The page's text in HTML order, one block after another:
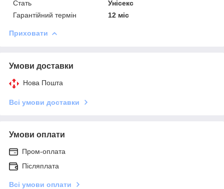
Стать
Унісекс
Гарантійний термін
12 міс
Приховати
Умови доставки
Нова Пошта
Всі умови доставки
Умови оплати
Пром-оплата
Післяплата
Всі умови оплати